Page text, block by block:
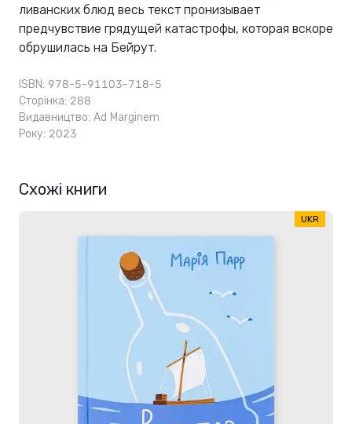
ливанских блюд весь текст пронизывает
предчувствие грядущей катастрофы, которая вскоре
обрушилась на Бейрут.
ISBN: 978-5-91103-718-5
Сторінка: 288
Видавництво: Ad Marginem
Року: 2023
Схожі книги
UKR